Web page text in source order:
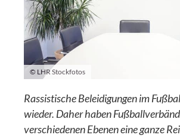
© LHR Stockfotos
Rassistische Beleidigungen im
wieder. Daher haben
verschiedenen Ebenen eine ganze